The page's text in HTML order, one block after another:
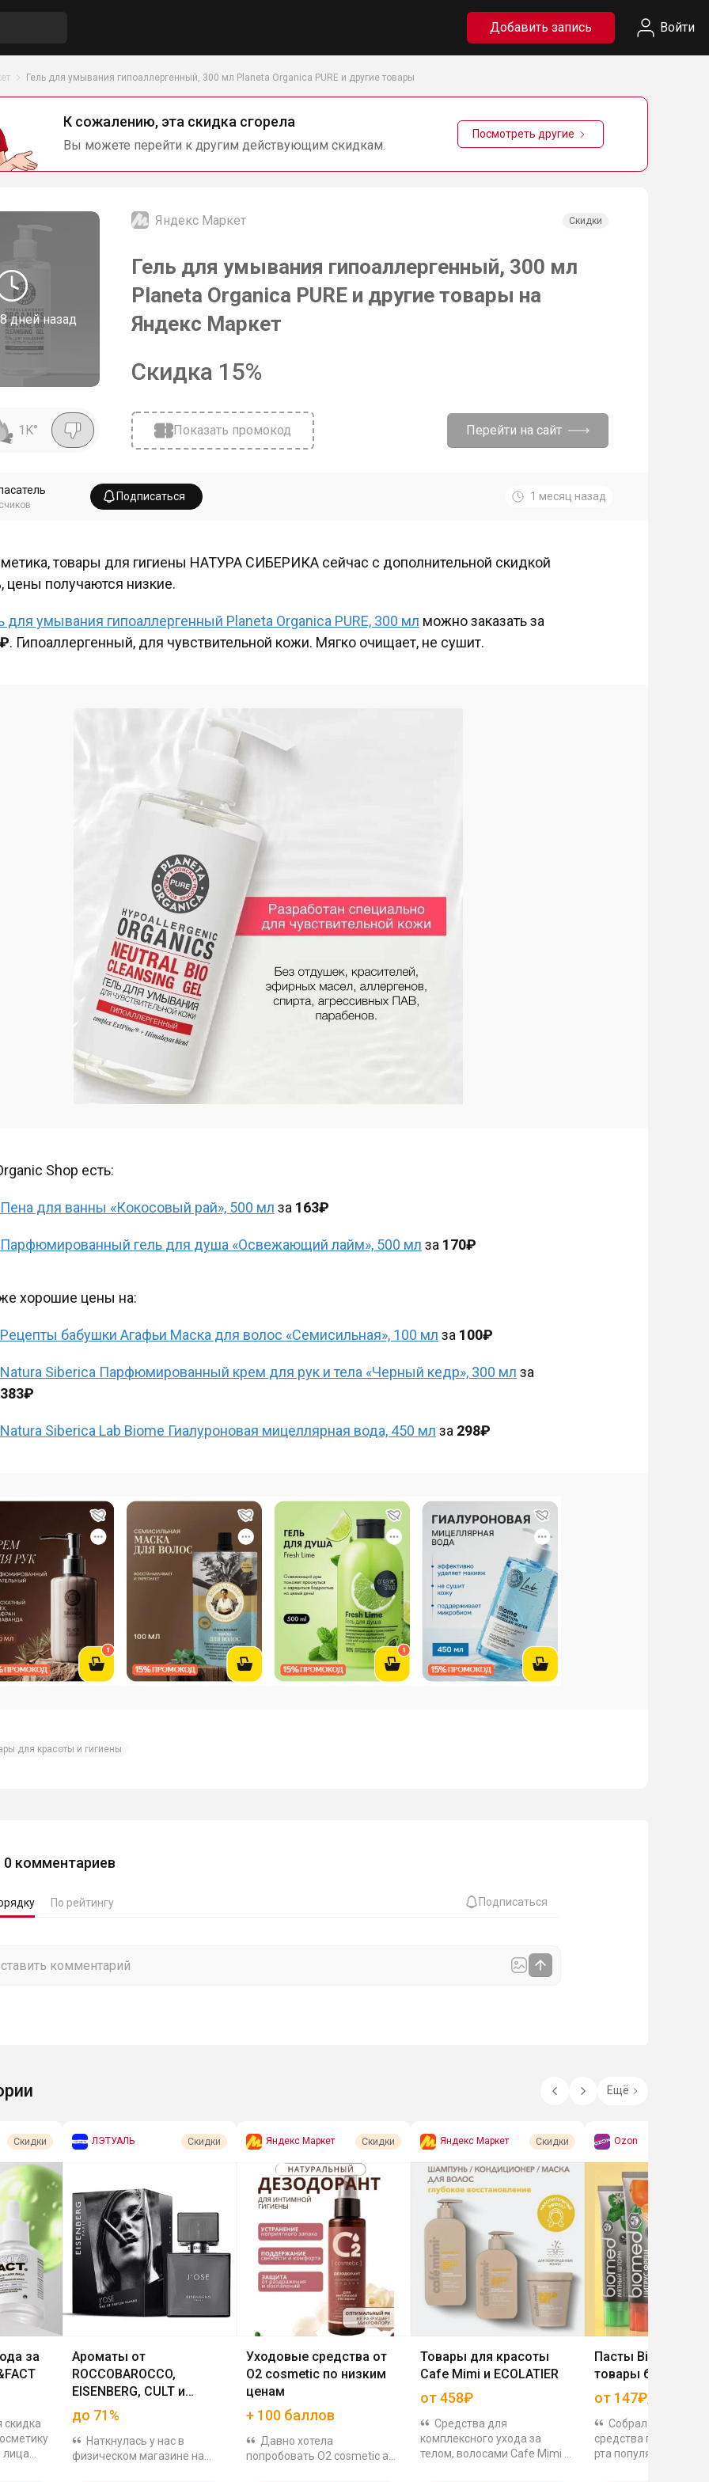
Добавить запись Войти
Гель для умывания гипоаллергенный, 300 мл Planeta Organica PURE и другие товары
К сожалению, эта скидка сгорела
Вы можете перейти к другим действующим скидкам.
Посмотреть другие
8 дней назад
Яндекс Маркет Скидки
Гель для умывания гипоаллергенный, 300 мл
Planeta Organica PURE и другие товары на
Яндекс Маркет
Скидка 15%
1K° Показать промокод Перейти на сайт
Подписаться 1 месяц назад
товары для гигиены НАТУРА СИБЕРИКА сейчас с дополнительной скидкой
цены получаются низкие.
для умывания гипоаллергенный Planeta Organica PURE, 300 мл можно заказать за
. Гипоаллергенный, для чувствительной кожи. Мягко очищает, не сушит.
Shop есть:
Пена для ванны «Кокосовый рай», 500 мл за 163₽
Парфюмированный гель для душа «Освежающий лайм», 500 мл за 170₽
хорошие цены на:
Рецепты бабушки Агафьи Маска для волос «Семисильная», 100 мл за 100₽
Natura Siberica Парфюмированный крем для рук и тела «Черный кедр», 300 мл за
383₽
Natura Siberica Lab Biome Гиалуроновая мицеллярная вода, 450 мл за 298₽
для красоты и гигиены
0 комментариев
По рейтингу Подписаться
Ещё
Скидки
за
скидка
лица
ЛЭТУАЛЬ Скидки
Ароматы от
ROCCOBAROCCO,
EISENBERG, CULT и
другие на распродаже
до 71%
Наткнулась у нас в
физическом магазине на
Яндекс Маркет Скидки
Уходовые средства от
O2 cosmetic по низким
ценам
+ 100 баллов
Давно хотела
попробовать O2 cosmetic а
Яндекс Маркет Скидки
Товары для красоты
Cafe Mimi и ECOLATIER
от 458₽
Средства для
комплексного ухода за
телом, волосами Cafe Mimi и
Ozon
Пасты Biomed и
товары бренда
от 147₽/шт
Собрал подборку
средства гигиены
рта популярного